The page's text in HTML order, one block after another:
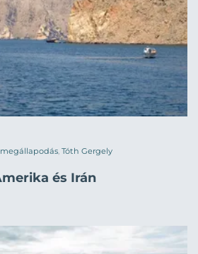
megállapodás, Tóth Gergely
és Irán